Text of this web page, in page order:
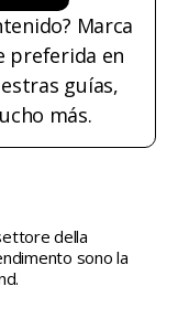
Marca
preferida en
guías,
más.
della
sono la